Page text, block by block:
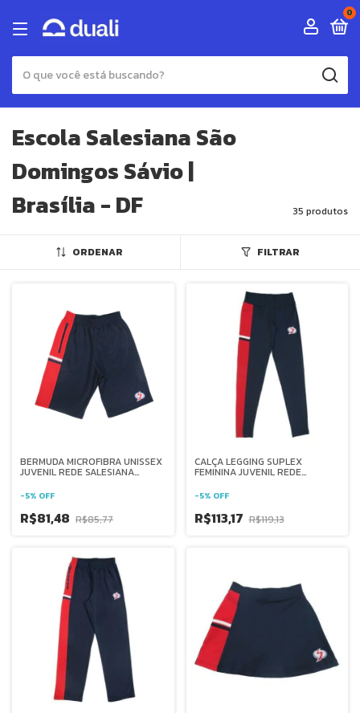
0
Escola Salesiana São
Domingos Sávio |
Brasília - DF
35 produtos
ORDENAR FILTRAR
BERMUDA MICROFIBRA UNISSEX
JUVENIL REDE SALESIANA
-5% OFF
R$81,48 R$85,77
CALÇA LEGGING SUPLEX
FEMININA JUVENIL REDE
-5% OFF
R$113,17 R$119,13